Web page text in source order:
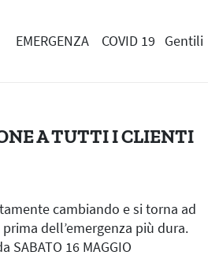
COVID 19 Gentili
A TUTTI I CLIENTI
cambiando e si torna ad
dell’emergenza più dura.
SABATO 16 MAGGIO